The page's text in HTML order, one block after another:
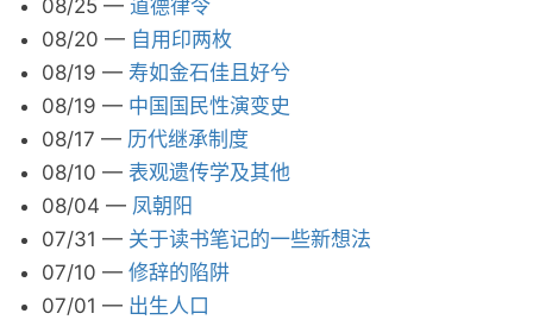
08/25 — 道德律令
08/20 — 自用印两枚
08/19 — 寿如金石佳且好兮
08/19 — 中国国民性演变史
08/17 — 历代继承制度
08/10 — 表观遗传学及其他
08/04 — 凤朝阳
07/31 — 关于读书笔记的一些新想法
07/10 — 修辞的陷阱
07/01 — 出生人口